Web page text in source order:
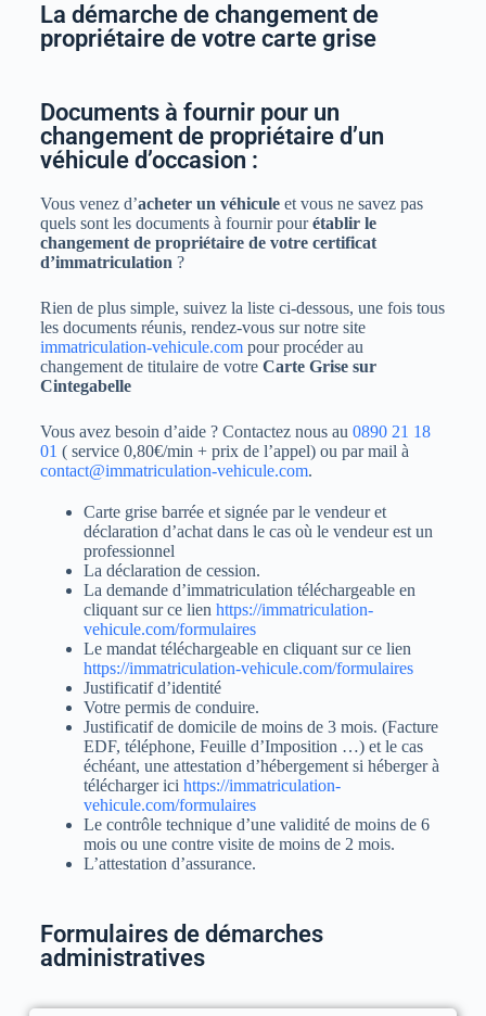
La démarche de changement de
propriétaire de votre carte grise
Documents à fournir pour un
changement de propriétaire d’un
véhicule d’occasion :
Vous venez d’acheter un véhiculeet vous ne savez pas
quels sont les documents à fournir pourétablir le
changement de propriétaire de votre certificat
d’immatriculation ?
Rien de plus simple, suivez la liste ci-dessous, une fois tous
les documents réunis, rendez-vous sur notre site
immatriculation-vehicule.compour procéder au
changement de titulaire de votre Carte Grise sur
Cintegabelle
Vous avez besoin d’aide ? Contactez nous au 0890 21 18
01 ( service 0,80€/min + prix de l’appel) ou par mail à
contact@immatriculation-vehicule.com.
Carte grise barrée et signée par le vendeur et
déclaration d’achat dans le cas où le vendeur est un
professionnel
La déclaration de cession.
La demande d’immatriculation téléchargeable en
cliquant sur ce lien https://immatriculation-
vehicule.com/formulaires
Le mandat téléchargeable en cliquant sur ce lien
https://immatriculation-vehicule.com/formulaires
Justificatif d’identité
Votre permis de conduire.
Justificatif de domicile de moins de 3 mois. (Facture
EDF, téléphone, Feuille d’Imposition …) et le cas
échéant, une attestation d’hébergement si héberger à
télécharger ici https://immatriculation-
vehicule.com/formulaires
Le contrôle technique d’une validité de moins de 6
mois ou une contre visite de moins de 2 mois.
L’attestation d’assurance.
Formulaires de démarches
administratives